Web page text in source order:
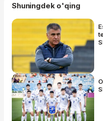
Shuningdek o'qing